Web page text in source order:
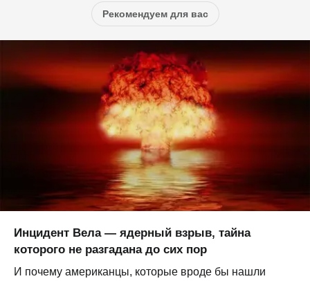
Рекомендуем для вас
Инцидент Вела — ядерный взрыв, тайна
которого не разгадана до сих пор
И почему американцы, которые вроде бы нашли